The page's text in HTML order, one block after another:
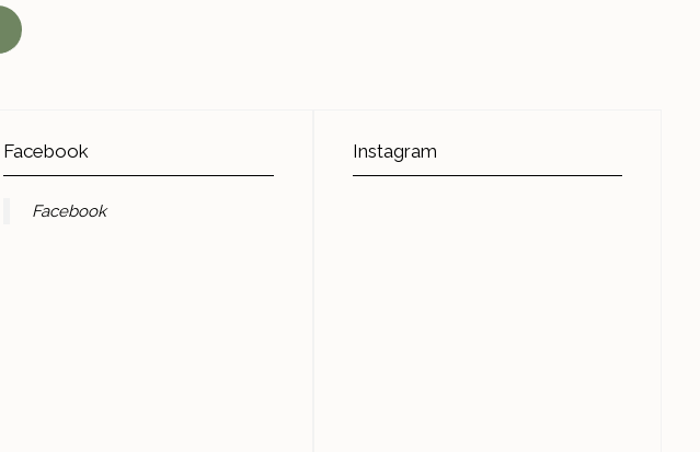
Facebook
Facebook
Instagram